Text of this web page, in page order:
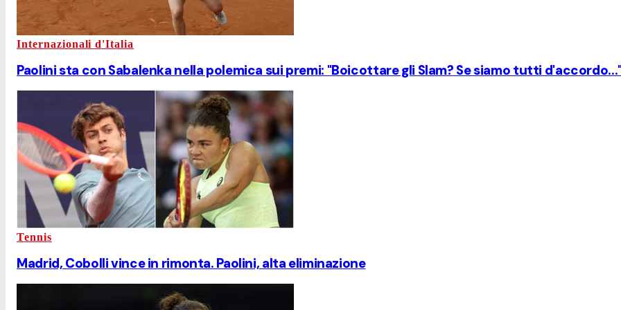
Internazionali d'Italia
Paolini sta con Sabalenka nella polemica sui premi: "Boicottare gli Slam? Se siamo tutti
Tennis
Madrid, Cobolli vince in rimonta. Paolini, alta eliminazione